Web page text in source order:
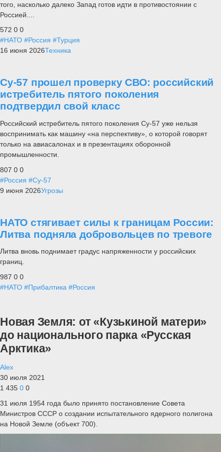
того, насколько далеко Запад готов идти в противостоянии с
Россией....
572 0 0
#НАТО #Россия #Турция
16 июня 2026Техника
Су-57 прошел проверку СВО: российский
истребитель пятого поколения
подтвердил свой класс
Российский истребитель пятого поколения Су-57 уже нельзя
воспринимать как машину «на перспективу», о которой говорят
только на авиасалонах и в презентациях оборонной
промышленности.
807 0 0
#Россия #Су-57
9 июня 2026Угрозы
НАТО стягивает силы к границам России:
Литва подняла добровольцев по тревоге
Литва вновь поднимает градус напряженности у российских
границ.
987 0 0
#НАТО #Прибалтика #Россия
Новая Земля: от «Кузькиной матери»
до национального парка «Русская
Арктика»
Alex
30 июля 2021
1 435 0 0
31 июля 1954 года было принято постановление Совета
Министров СССР о создании испытательного ядерного полигона
на Новой Земле (объект 700).